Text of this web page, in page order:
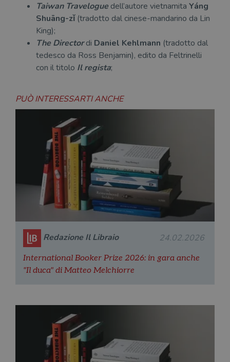
Taiwan Traveloguedell’autore vietnamita Yáng
Shuāng-zǐ (tradotto dal cinese-mandarino da Lin
King);
The Directordi Daniel Kehlmann (tradotto dal
tedesco da Ross Benjamin), edito da Feltrinelli
con il titolo Il regista;
PUÒ INTERESSARTI ANCHE
Redazione Il Libraio 24.02.2026
International Booker Prize 2026: in gara anche
"Il duca" di Matteo Melchiorre